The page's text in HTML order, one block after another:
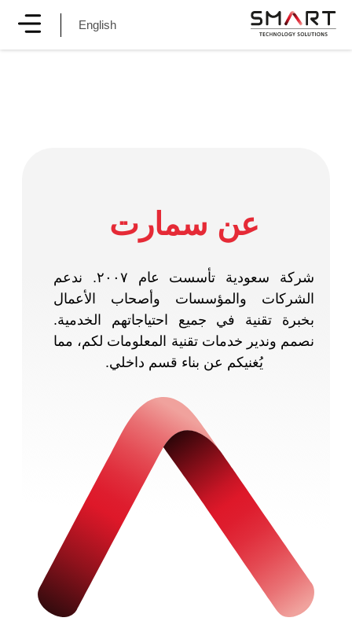
English
عن سمارت
شركة سعودية تأسست عام ٢٠٠٧. ندعم
الشركات والمؤسسات وأصحاب الأعمال
بخبرة تقنية في جميع احتياجاتهم الخدمية.
نصمم وندير خدمات تقنية المعلومات لكم، مما
يُغنيكم عن بناء قسم داخلي.